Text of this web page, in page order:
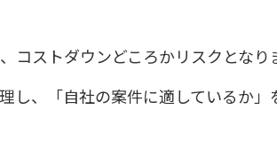
コストダウンどころかリスクとなり
し、「自社の案件に適しているか」